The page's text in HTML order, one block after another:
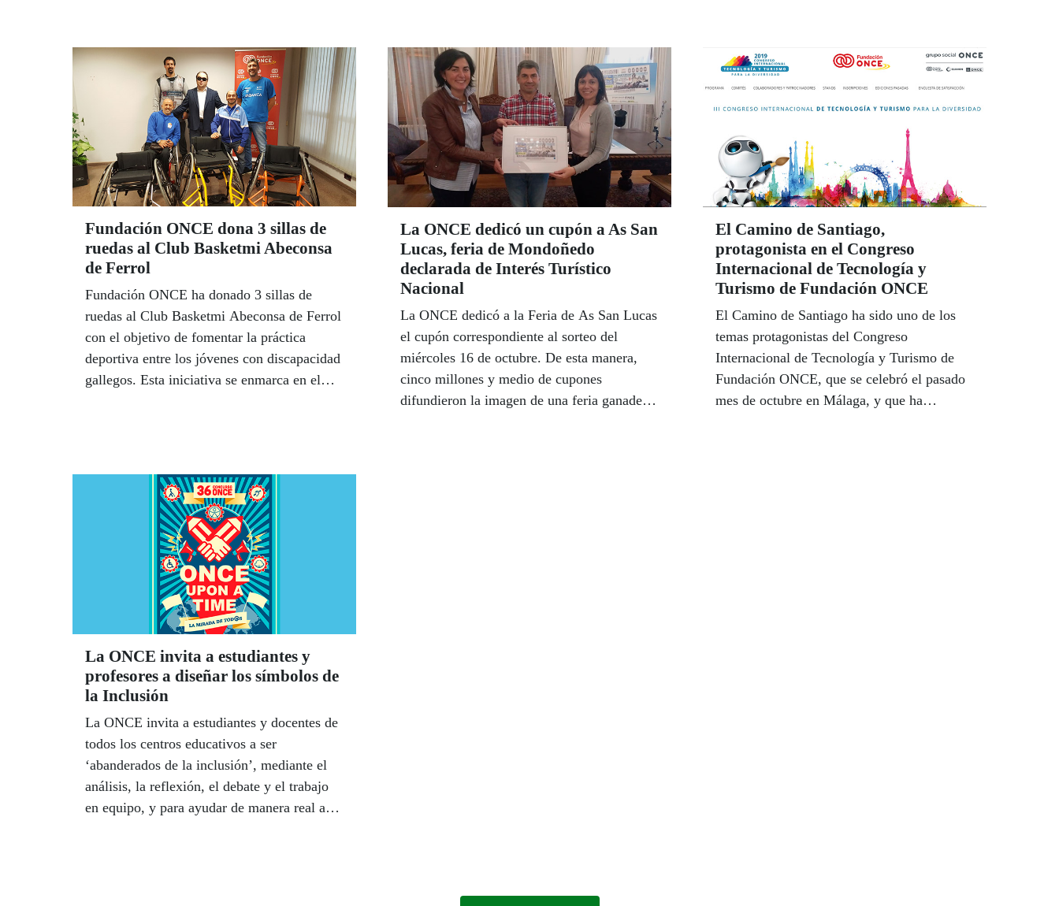
fueron: A Gudiña #8211 Verín, Verín #8211
Celanova, Celanova #8211 Ponteareas y
Ponteareas #8211 Vigo.
Fundación ONCE dona 3 sillas de
ruedas al Club Basketmi Abeconsa
de Ferrol
Fundación ONCE ha donado 3 sillas de
ruedas al Club Basketmi Abeconsa de Ferrol
con el objetivo de fomentar la práctica
deportiva entre los jóvenes con discapacidad
gallegos. Esta iniciativa se enmarca en el
La ONCE dedicó un cupón a As San
Lucas, feria de Mondoñedo
declarada de Interés Turístico
Nacional
La ONCE dedicó a la Feria de As San Lucas
el cupón correspondiente al sorteo del
miércoles 16 de octubre. De esta manera,
cinco millones y medio de cupones
difundieron la imagen de una feria ganadera
El Camino de Santiago,
protagonista en el Congreso
Internacional de Tecnología y
Turismo de Fundación ONCE
El Camino de Santiago ha sido uno de los
temas protagonistas del Congreso
Internacional de Tecnología y Turismo de
Fundación ONCE, que se celebró el pasado
mes de octubre en Málaga, y que ha
La ONCE invita a estudiantes y
profesores a diseñar los símbolos de
la Inclusión
La ONCE invita a estudiantes y docentes de
todos los centros educativos a ser
‘abanderados de la inclusión’, mediante el
análisis, la reflexión, el debate y el trabajo
en equipo, y para ayudar de manera real a